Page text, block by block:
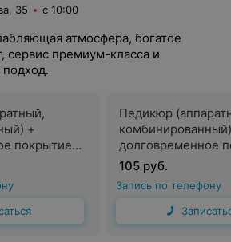
35 с 10:00
атмосфера, богатое
сервис премиум-класса и
+
покрытие
Педикюр
долговременное
френч топ мастер
105 руб.
Запись по телефону